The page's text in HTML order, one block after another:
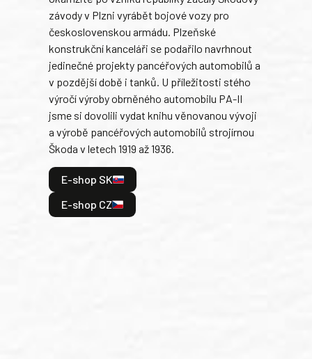
závody v Plzni vyrábět bojové vozy pro
československou armádu. Plzeňské
konstrukční kanceláři se podařilo navrhnout
jedinečné projekty pancéřových automobilů a
v pozdější době i tanků. U příležitosti stého
výročí výroby obrněného automobilu PA-II
jsme si dovolili vydat knihu věnovanou vývoji
a výrobě pancéřových automobilů strojírnou
Škoda v letech 1919 až 1936.
E-shop SK
E-shop CZ